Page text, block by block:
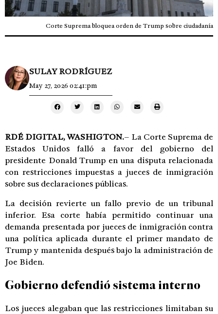
Corte Suprema bloquea orden de Trump sobre ciudadanía
SULAY RODRÍGUEZ
May 27, 2026 02:41:pm
RDÉ DIGITAL, WASHIGTON.– La Corte Suprema de
Estados Unidos falló a favor del gobierno del
presidente Donald Trump en una disputa relacionada
con restricciones impuestas a jueces de inmigración
sobre sus declaraciones públicas.
La decisión revierte un fallo previo de un tribunal
inferior. Esa corte había permitido continuar una
demanda presentada por jueces de inmigración contra
una política aplicada durante el primer mandato de
Trump y mantenida después bajo la administración de
Joe Biden.
Gobierno defendió sistema interno
Los jueces alegaban que las restricciones limitaban su